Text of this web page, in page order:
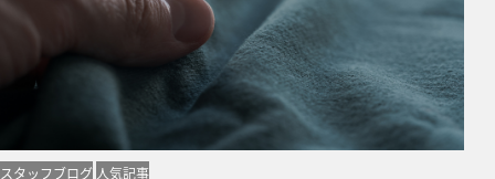
スタッフブログ 人気記事